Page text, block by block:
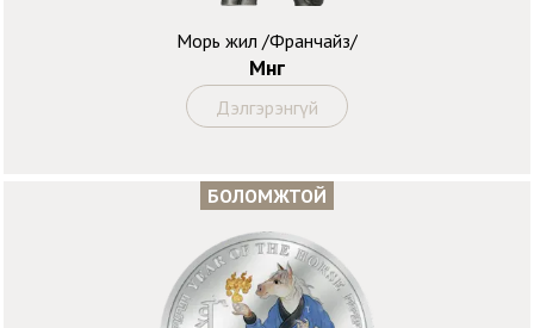
Морь жил /Франчайз/
Мөнгө
Дэлгэрэнгүй
БОЛОМЖТОЙ